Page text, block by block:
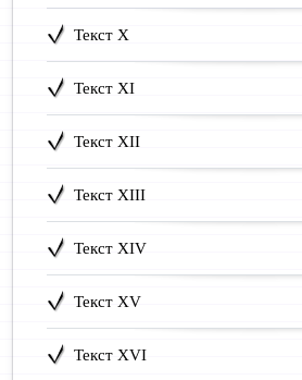
Текст X
Текст XI
Текст XII
Текст XIII
Текст XIV
Текст XV
Текст XVI